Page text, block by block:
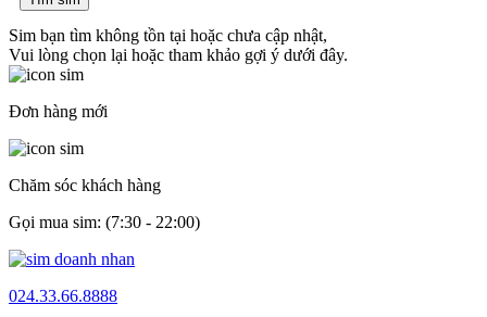
Sim bạn tìm không tồn tại hoặc chưa cập nhật,
Vui lòng chọn lại hoặc tham khảo gợi ý dưới đây.
Đơn hàng mới
Chăm sóc khách hàng
Gọi mua sim: (7:30 - 22:00)
024.33.66.8888